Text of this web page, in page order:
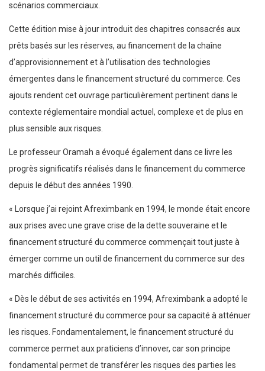
scénarios commerciaux.
Cette édition mise à jour introduit des chapitres consacrés aux
prêts basés sur les réserves, au financement de la chaîne
d’approvisionnement et à l’utilisation des technologies
émergentes dans le financement structuré du commerce. Ces
ajouts rendent cet ouvrage particulièrement pertinent dans le
contexte réglementaire mondial actuel, complexe et de plus en
plus sensible aux risques.
Le professeur Oramah a évoqué également dans ce livre les
progrès significatifs réalisés dans le financement du commerce
depuis le début des années 1990.
« Lorsque j’ai rejoint Afreximbank en 1994, le monde était encore
aux prises avec une grave crise de la dette souveraine et le
financement structuré du commerce commençait tout juste à
émerger comme un outil de financement du commerce sur des
marchés difficiles.
« Dès le début de ses activités en 1994, Afreximbank a adopté le
financement structuré du commerce pour sa capacité à atténuer
les risques. Fondamentalement, le financement structuré du
commerce permet aux praticiens d’innover, car son principe
fondamental permet de transférer les risques des parties les